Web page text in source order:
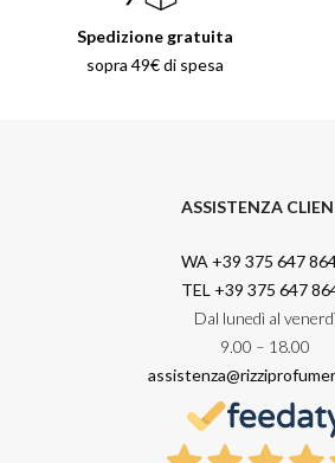
Spedizione gratuita
sopra 49€ di spesa
ASSISTENZA
WA +39 375 647
TEL +39 375 647
Dal lunedì al venerdì
9.00 – 18.00